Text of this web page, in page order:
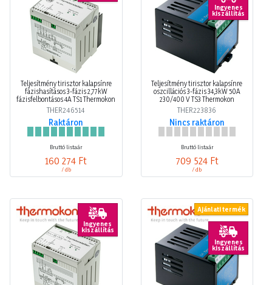
Teljesítmény tirisztor kalapsínre
fázishasításos 3-fázis 2,77kW
fázisfelbontásos 4A TS1 Thermokon
THER246514
Raktáron
Bruttó listaár
160 274 Ft
/ db
Ingyenes
kiszállítás
Teljesítmény tirisztor kalapsínre
oszcillációs 3-fázis 34,3kW 50A
230/400 V TS3 Thermokon
THER223836
Nincs raktáron
Bruttó listaár
709 524 Ft
/ db
Ingyenes
kiszállítás
Ajánlati termék
Ingyenes
kiszállítás